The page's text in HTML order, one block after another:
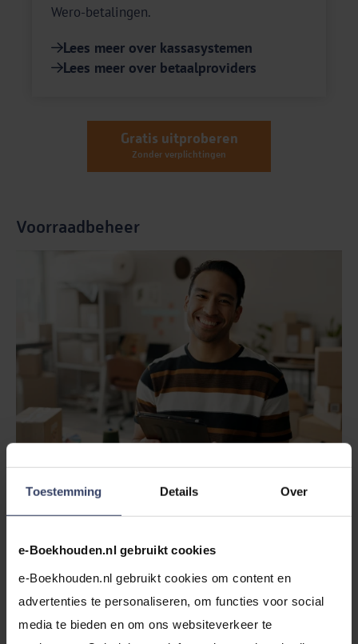
Toestemming Details Over
e-Boekhouden.nl gebruikt cookies
e-Boekhouden.nl gebruikt cookies om content en
advertenties te personaliseren, om functies voor social
media te bieden en om ons websiteverkeer te
Wero-betalingen.
Lees meer over kassasystemen
Lees meer over betaalproviders
Gratis uitproberen
Zonder verplichtingen
Voorraadbeheer
Met de module voorraadbeheer in e‑Boekhouden.nl
heb je altijd eenactueel overzichtvan je producten. Dit
is belangrijk voor een groeiende webshop om 'nee-
optimaliseren. Je ziet meteen wat er nog op de plank
ligt. Ook berekent het de
waarde van je voorraad